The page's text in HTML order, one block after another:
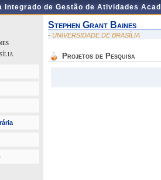
Integrado de Gestão de Atividades
Stephen Grant Baines
- UNIVERSIDADE DE BRASÍLIA
Projetos de Pesquisa